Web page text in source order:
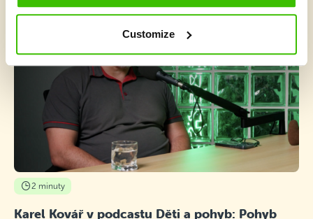
Customize
2 minuty
Karel Kovář v podcastu Děti a pohyb: Pohyb